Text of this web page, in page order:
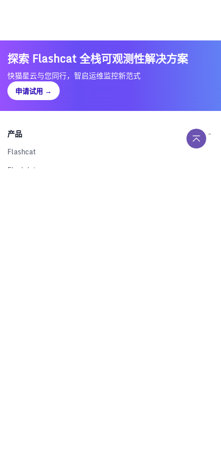
探索 Flashcat 全栈可观测性解决方案
快猫星云与您同行，智启运维监控新范式
申请试用 →
产品
Flashcat
Flashduty